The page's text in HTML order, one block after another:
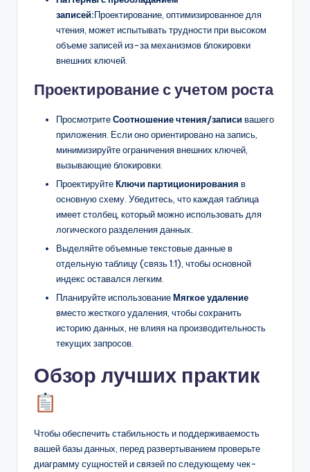
записей:Проектирование, оптимизированное для
чтения, может испытывать трудности при высоком
объеме записей из-за механизмов блокировки
внешних ключей.
Проектирование с учетом роста
ПросмотритеСоотношение чтения/записивашего
приложения. Если оно ориентировано на запись,
минимизируйте ограничения внешних ключей,
вызывающие блокировки.
ПроектируйтеКлючи партиционирования в
основную схему. Убедитесь, что каждая таблица
имеет столбец, который можно использовать для
логического разделения данных.
Выделяйте объемные текстовые данные в
отдельную таблицу (связь 1:1), чтобы основной
индекс оставался легким.
Планируйте использованиеМягкое удаление
вместо жесткого удаления, чтобы сохранить
историю данных, не влияя на производительность
текущих запросов.
Обзор лучших практик
Чтобы обеспечить стабильность и поддерживаемость
вашей базы данных, перед развертыванием проверьте
диаграмму сущностей и связей по следующему чек-